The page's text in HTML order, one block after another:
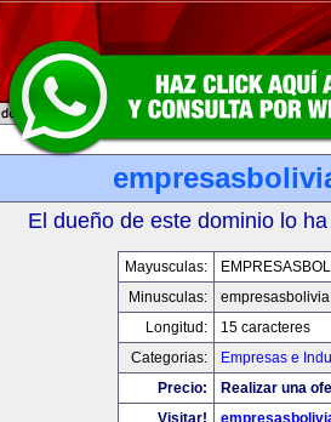
El dueño de este dominio lo
Mayusculas:
Minusculas:
Longitud:
15 caracteres
Categorias:
Empresas e
Precio:
Realizar una
Visitar!